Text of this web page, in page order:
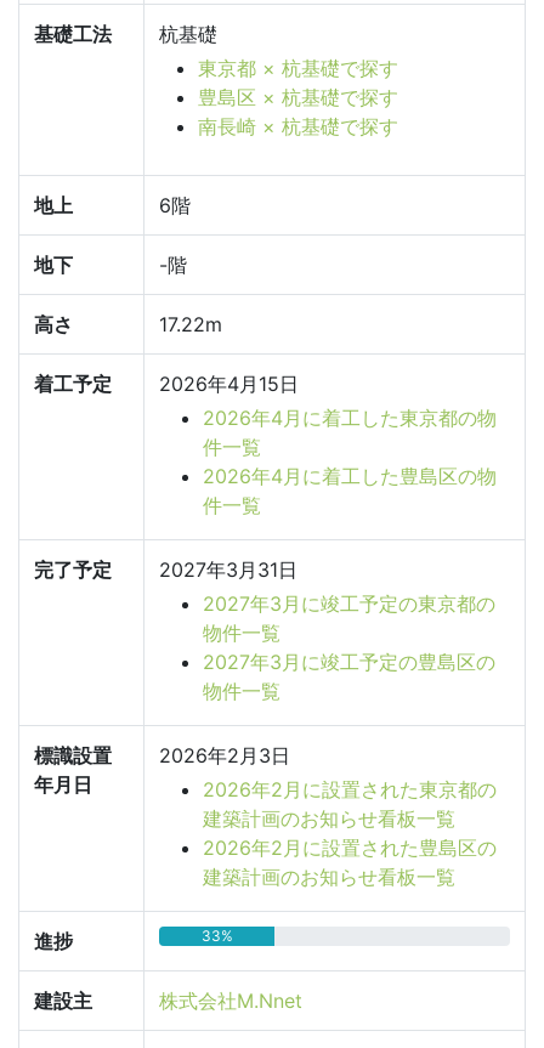
基礎工法
杭基礎
東京都 × 杭基礎で探す
豊島区 × 杭基礎で探す
南長崎 × 杭基礎で探す
地上 6階
地下 -階
高さ 17.22m
着工予定
2026年4月15日
2026年4月に着工した東京都の物
件一覧
2026年4月に着工した豊島区の物
件一覧
完了予定
2027年3月31日
2027年3月に竣工予定の東京都の
物件一覧
2027年3月に竣工予定の豊島区の
物件一覧
標識設置
年月日
2026年2月3日
2026年2月に設置された東京都の
建築計画のお知らせ看板一覧
2026年2月に設置された豊島区の
建築計画のお知らせ看板一覧
進捗 33%
建設主 株式会社M.Nnet